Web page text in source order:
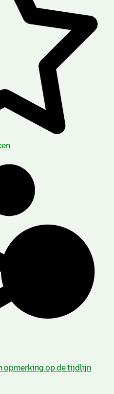
opmerking op de tijdlijn